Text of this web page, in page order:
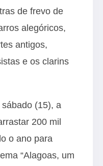
de frevo de
alegóricos,
antigos,
e os clarins
(15), a
200 mil
o ano para
“Alagoas, um